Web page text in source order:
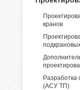
кранов
Разработка
(АСУ ТП)